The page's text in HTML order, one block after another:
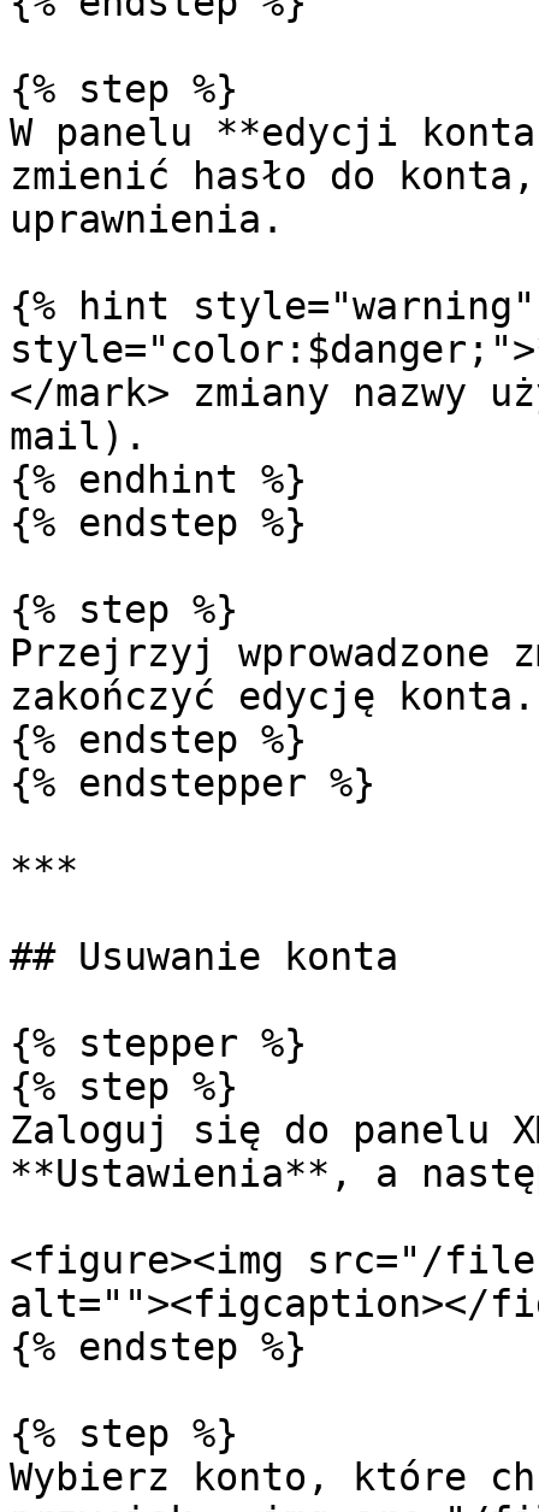
{% step %}
W panelu **edycji
zmienić hasło do
uprawnienia.
{% hint style="warning"
</mark> zmiany nazwy
mail).
{% endhint %}
{% endstep %}
{% step %}
Przejrzyj
zakończyć edycję konta.
{% endstep %}
{% endstepper %}
***
## Usuwanie konta
{% stepper %}
{% step %}
Zaloguj się do panelu
**Ustawienia**, a
<figure><img src="/
alt=""><figcaption></
{% endstep %}
{% step %}
Wybierz konto, które